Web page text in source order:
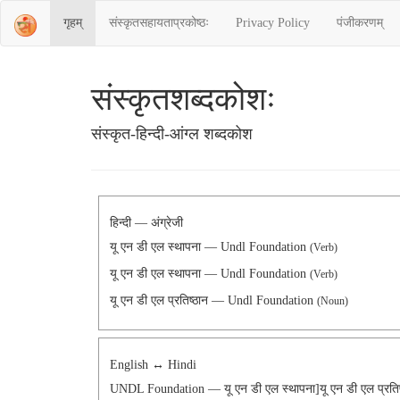
गृहम् संस्‍कृतसहायताप्रकोष्‍ठः Privacy Policy पंजीकरणम्
संस्‍कृतशब्‍दकोशः
संस्‍कृत-हिन्दी-आंग्ल शब्दकोश
हिन्दी — अंग्रेजी
यू एन डी एल स्थापना — Undl Foundation (Verb)
यू एन डी एल स्थापना — Undl Foundation (Verb)
यू एन डी एल प्रतिष्ठान — Undl Foundation (Noun)
English ↔ Hindi
UNDL Foundation — यू एन डी एल स्थापना]यू एन डी एल